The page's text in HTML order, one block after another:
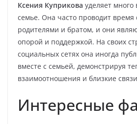
Ксения Куприкова уделяет
семье. Она часто проводит время
родителями и братом, и они
опорой и поддержкой. На своих
социальных сетях она иногда
вместе с семьей, демонстрируя
взаимоотношения и близкие
Интересные